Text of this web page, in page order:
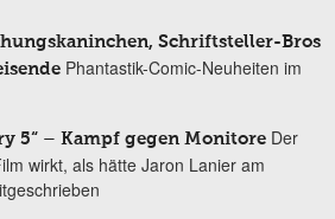
Schriftsteller-Bros
Phantastik-Comic-Neuheiten im
5“ – Kampf gegen Monitore Der
wirkt, als hätte Jaron Lanier am